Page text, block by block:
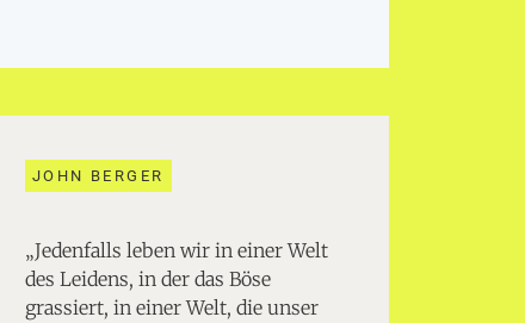
JOHN BERGER
„Jedenfalls leben wir in einer Welt
des Leidens, in der das Böse
grassiert, in einer Welt, die unser